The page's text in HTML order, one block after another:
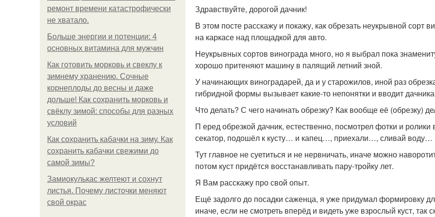
ремонт времени катастрофически
не хватало.
Больше энергии и потенции: 4
основных витамина для мужчин
Как готовить морковь и свеклу к
зимнему хранению. Сочные
корнеплоды до весны и даже
дольше! Как сохранить морковь и
свёклу зимой: способы для разных
условий
Как сохранить кабачки на зиму. Как
сохранить кабачки свежими до
самой зимы?
Замиокулькас желтеют и сохнут
листья. Почему листочки меняют
свой окрас
Здравствуйте, дорогой дачник!
В этом посте расскажу и покажу, как обрезать неукрывной сорт
на каркасе над площадкой для авто.
Неукрывных сортов винограда много, но я выбрал пока
хорошо притеняют машину в палящий летний зной.
У начинающих виноградарей, да и у старожилов, иной раз
гибридной формы вызывает какие-то непонятки и вводит
Что делать? С чего начинать обрезку? Как вообще её (обрезку)
П еред обрезкой дачник, естественно, посмотрел фотки и
секатор, подошёл к кусту… и капец…, приехали…, сливай воду…
Тут главное не суетиться и не нервничать, иначе можно
потом куст придётся восстанавливать пару-тройку лет.
Я Вам расскажу про свой опыт.
Ещё задолго до посадки саженца, я уже придумал формировку
иначе, если не смотреть вперёд и видеть уже взрослый куст, так